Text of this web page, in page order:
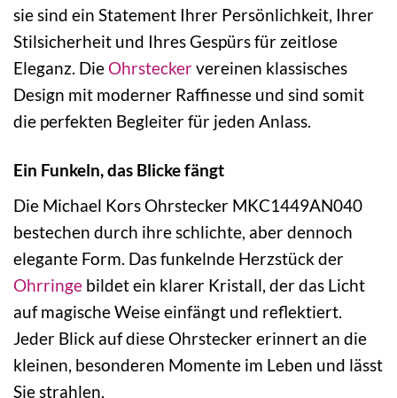
sie sind ein Statement Ihrer Persönlichkeit, Ihrer
Stilsicherheit und Ihres Gespürs für zeitlose
Eleganz. Die Ohrsteckervereinen klassisches
Design mit moderner Raffinesse und sind somit
die perfekten Begleiter für jeden Anlass.
Ein Funkeln, das Blicke fängt
Die Michael Kors Ohrstecker MKC1449AN040
bestechen durch ihre schlichte, aber dennoch
elegante Form. Das funkelnde Herzstück der
Ohrringe bildet ein klarer Kristall, der das Licht
auf magische Weise einfängt und reflektiert.
Jeder Blick auf diese Ohrstecker erinnert an die
kleinen, besonderen Momente im Leben und lässt
Sie strahlen.